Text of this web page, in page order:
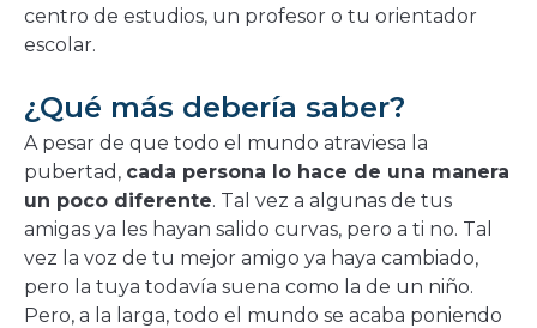
centro de estudios, un profesor o tu orientador
escolar.
¿Qué más debería saber?
A pesar de que todo el mundo atraviesa la
pubertad, cada persona lo hace de una manera
un poco diferente. Tal vez a algunas de tus
amigas ya les hayan salido curvas, pero a ti no. Tal
vez la voz de tu mejor amigo ya haya cambiado,
pero la tuya todavía suena como la de un niño.
Pero, a la larga, todo el mundo se acaba poniendo